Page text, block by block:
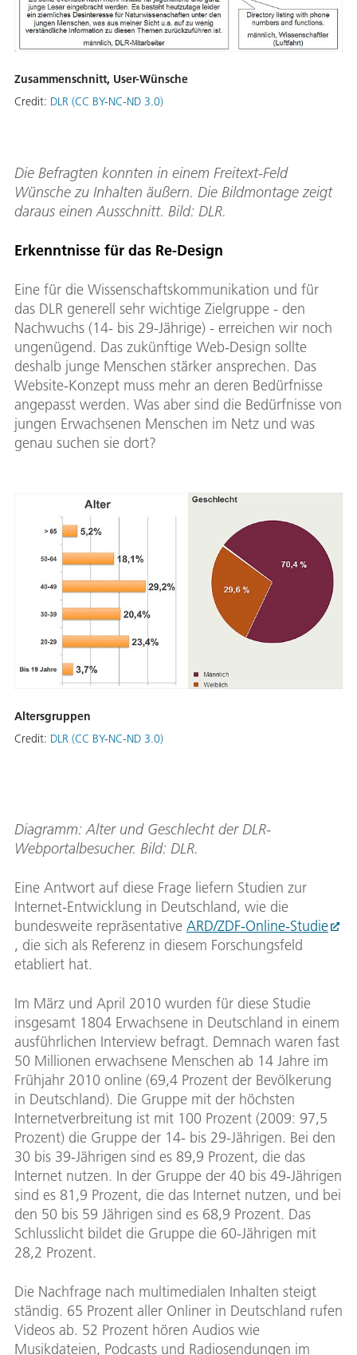
Zusammenschnitt, User-Wünsche
Credit: DLR (CC BY-NC-ND 3.0)
Die Befragten konnten in einem Freitext-Feld
Wünsche zu Inhalten äußern. Die Bildmontage zeigt
daraus einen Ausschnitt. Bild: DLR.
Erkenntnisse für das Re-Design
Eine für die Wissenschaftskommunikation und für
das DLR generell sehr wichtige Zielgruppe - den
Nachwuchs (14- bis 29-Jährige) - erreichen wir noch
ungenügend. Das zukünftige Web-Design sollte
deshalb junge Menschen stärker ansprechen. Das
Website-Konzept muss mehr an deren Bedürfnisse
angepasst werden. Was aber sind die Bedürfnisse von
jungen Erwachsenen Menschen im Netz und was
genau suchen sie dort?
Altersgruppen
Credit: DLR (CC BY-NC-ND 3.0)
Diagramm: Alter und Geschlecht der DLR-
Webportalbesucher. Bild: DLR.
Eine Antwort auf diese Frage liefern Studien zur
Internet-Entwicklung in Deutschland, wie die
bundesweite repräsentative ARD/ZDF-Online-Studie
, die sich als Referenz in diesem Forschungsfeld
etabliert hat.
Im März und April 2010 wurden für diese Studie
insgesamt 1804 Erwachsene in Deutschland in einem
ausführlichen Interview befragt. Demnach waren fast
50 Millionen erwachsene Menschen ab 14 Jahre im
Frühjahr 2010 online (69,4 Prozent der Bevölkerung
in Deutschland). Die Gruppe mit der höchsten
Internetverbreitung ist mit 100 Prozent (2009: 97,5
Prozent) die Gruppe der 14- bis 29-Jährigen. Bei den
30 bis 39-Jährigen sind es 89,9 Prozent, die das
Internet nutzen. In der Gruppe der 40 bis 49-Jährigen
sind es 81,9 Prozent, die das Internet nutzen, und bei
den 50 bis 59 Jährigen sind es 68,9 Prozent. Das
Schlusslicht bildet die Gruppe die 60-Jährigen mit
28,2 Prozent.
Die Nachfrage nach multimedialen Inhalten steigt
ständig. 65 Prozent aller Onliner in Deutschland rufen
Videos ab. 52 Prozent hören Audios wie
Musikdateien, Podcasts und Radiosendungen im